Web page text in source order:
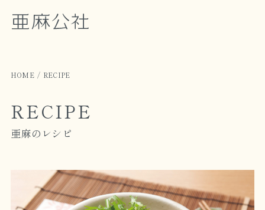
HOME RECIPE
RECIPE
亜麻のレシピ